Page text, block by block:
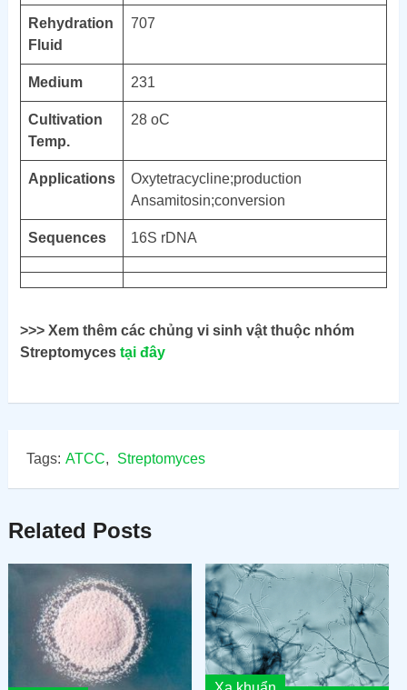
Rehydration
Fluid
707
Medium 231
Cultivation
Temp.
28 oC
Applications
Oxytetracycline;production
Ansamitosin;conversion
Sequences 16S rDNA
>>> Xem thêm các chủng vi sinh vật thuộc nhóm
Streptomyces tại đây
Tags: ATCC, Streptomyces
Related Posts